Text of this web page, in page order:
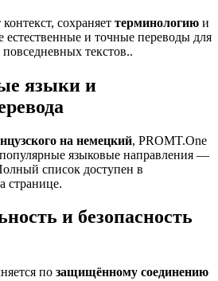
сохраняет терминологию и
естественные и точные переводы для
текстов..
языки и
на немецкий, PROMT.One
языковые направления —
список доступен в
странице.
и безопасность
по защищённому соединению